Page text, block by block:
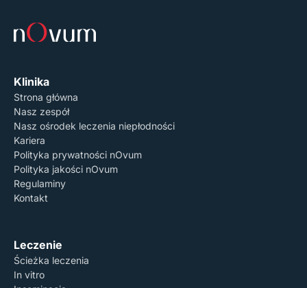
Polityka Prywatności
Klinika
Strona główna
Nasz zespół
Nasz ośrodek leczenia niepłodności
Kariera
Polityka prywatności nOvum
Polityka jakości nOvum
Regulaminy
Kontakt
Leczenie
Ścieżka leczenia
In vitro